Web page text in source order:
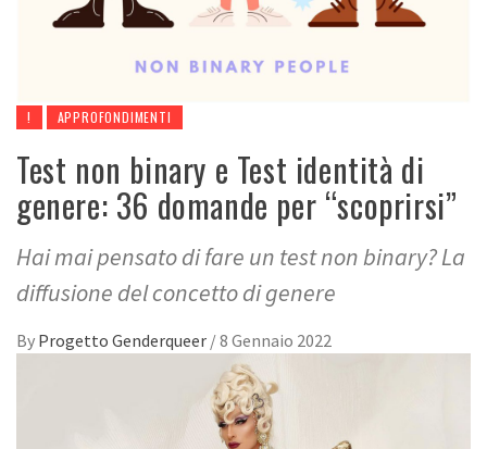
! APPROFONDIMENTI
Test non binary e Test identità di
genere: 36 domande per “scoprirsi”
Hai mai pensato di fare un test non binary? La
diffusione del concetto di genere
By Progetto Genderqueer /8 Gennaio 2022